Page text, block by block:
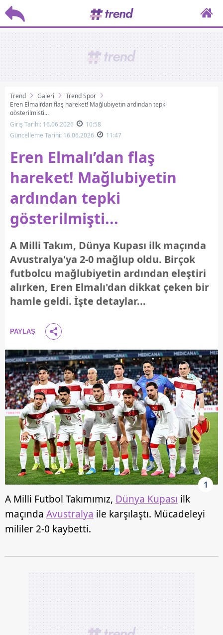
Trend Galeri
Trend Spor
Eren Elmalı’dan flaş hareket! Mağlubiyetin ardından tepki
gösterilmişti...
Giriş Tarihi: 16.06.2026
10:58
Güncelleme Tarihi: 16.06.2026
11:47
Eren Elmalı’dan flaş
hareket! Mağlubiyetin
ardından tepki
gösterilmişti...
A Milli Takım, Dünya Kupası ilk maçında
Avustralya'ya 2-0 mağlup oldu. Birçok
futbolcu mağlubiyetin ardından eleştiri
alırken, Eren Elmalı'dan dikkat çeken bir
hamle geldi. İşte detaylar...
PAYLAŞ
1
A Milli Futbol Takımımız, Dünya Kupası ilk
maçında Avustralya ile karşılaştı. Mücadeleyi
mililer 2-0 kaybetti.